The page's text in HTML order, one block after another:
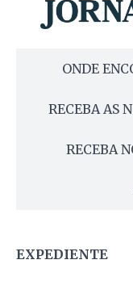
ONDE
RECEBA AS
RECEBA
EXPEDIENTE